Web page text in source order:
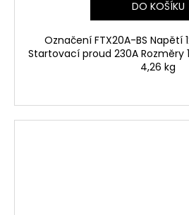
DO KOŠÍKU
Označení FTX20A-BS Napětí
Startovací proud 230A Rozměry
4,26 kg